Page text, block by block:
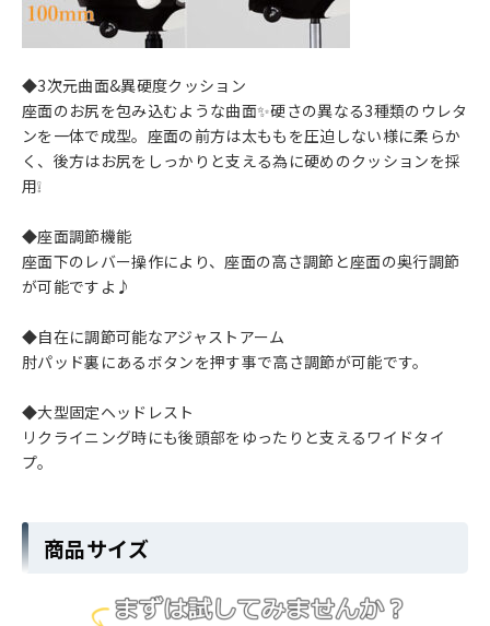
◆3次元曲面&異硬度クッション
座面のお尻を包み込むような曲面✨硬さの異なる3種類のウレタ
ンを一体で成型。座面の前方は太ももを圧迫しない様に柔らか
く、後方はお尻をしっかりと支える為に硬めのクッションを採
用❕
◆座面調節機能
座面下のレバー操作により、座面の高さ調節と座面の奥行調節
が可能ですよ♪
◆自在に調節可能なアジャストアーム
肘パッド裏にあるボタンを押す事で高さ調節が可能です。
◆大型固定ヘッドレスト
リクライニング時にも後頭部をゆったりと支えるワイドタイ
プ。
商品サイズ